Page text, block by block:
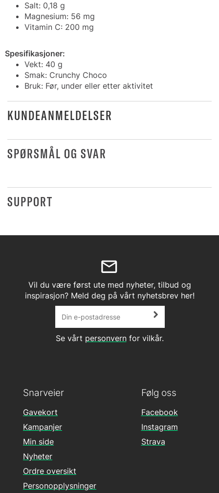
Salt: 0,18 g
Magnesium: 56 mg
Vitamin C: 200 mg
Spesifikasjoner:
Vekt: 40 g
Smak: Crunchy Choco
Bruk: Før, under eller etter aktivitet
KUNDEANMELDELSER
SPØRSMÅL OG SVAR
SUPPORT
Vil du være først ute med nyheter, tilbud og
inspirasjon? Meld deg på vårt nyhetsbrev her!
Se vårt personvernfor vilkår.
Følg oss
Facebook
Instagram
Strava
Snarveier
Gavekort
Kampanjer
Min side
Nyheter
Ordre oversikt
Personopplysninger